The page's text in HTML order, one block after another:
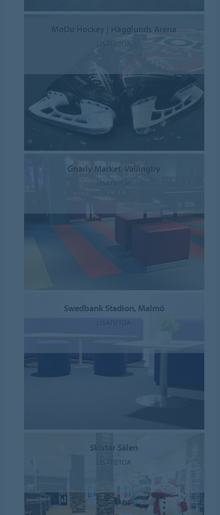
MoDo Hockey | Hägglunds Arena
LISÄTIETOA
Gnarly Market, Vällingby
LISÄTIETOA
Swedbank Stadion, Malmö
LISÄTIETOA
Skistar Sälen
LISÄTIETOA